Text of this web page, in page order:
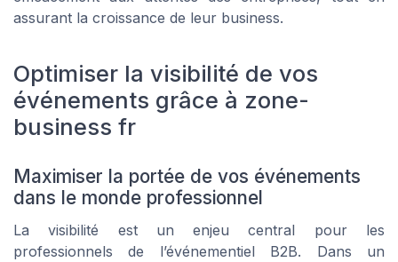
assurant la croissance de leur business.
Optimiser la visibilité de vos
événements grâce à zone-
business fr
Maximiser la portée de vos événements
dans le monde professionnel
La visibilité est un enjeu central pour les
professionnels de l’événementiel B2B. Dans un